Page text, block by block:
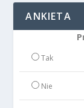
ANKIETA
Tak
Nie